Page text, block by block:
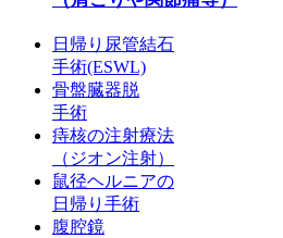
日帰り尿管結石
手術(ESWL)
骨盤臓器脱
手術
痔核の注射療法
（ジオン注射）
鼠径ヘルニアの
日帰り手術
腹腔鏡